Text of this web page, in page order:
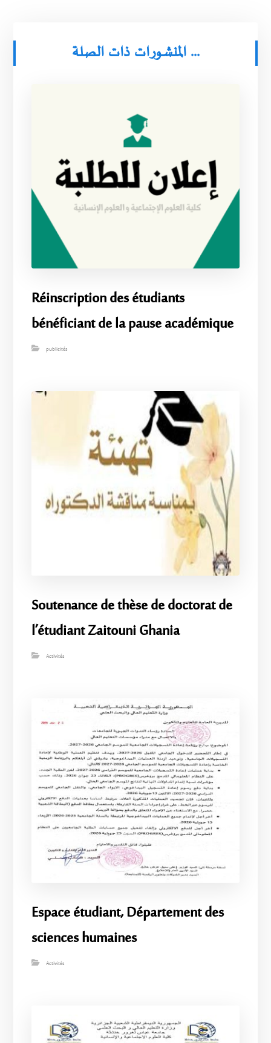
المنشورات ذات الصلة ...
Réinscription des étudiants
bénéficiant de la pause académique
publicités
Soutenance de thèse de doctorat de
l’étudiant Zaitouni Ghania
Activités
Espace étudiant, Département des
sciences humaines
Activités